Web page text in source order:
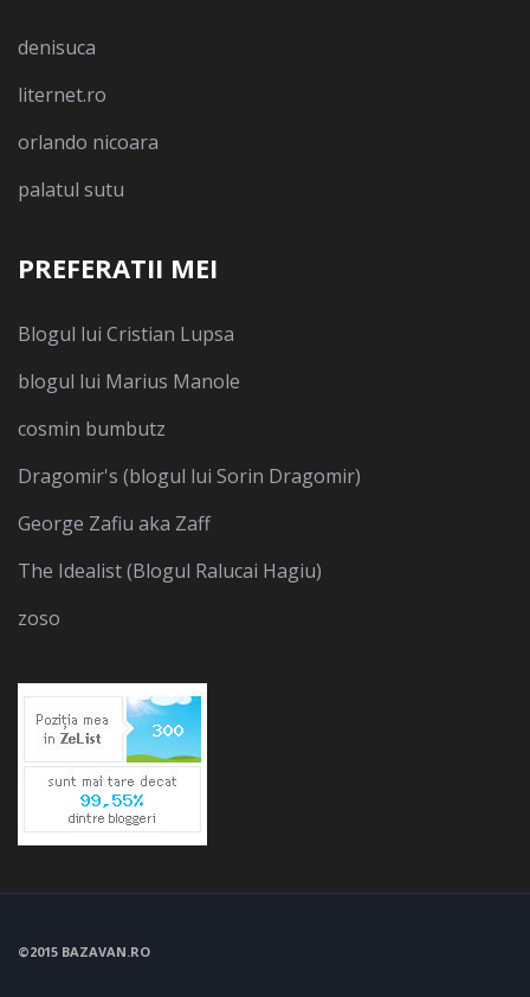
denisuca
liternet.ro
orlando nicoara
palatul sutu
PREFERATII MEI
Blogul lui Cristian Lupsa
blogul lui Marius Manole
cosmin bumbutz
Dragomir's (blogul lui Sorin Dragomir)
George Zafiu aka Zaff
The Idealist (Blogul Ralucai Hagiu)
zoso
©2015 BAZAVAN.RO